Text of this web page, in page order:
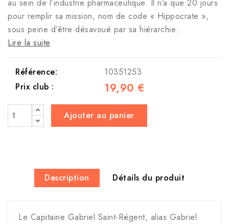
au sein de l’industrie pharmaceutique. Il n’a que 20 jours
pour remplir sa mission, nom de code « Hippocrate »,
sous peine d’être désavoué par sa hiérarchie.
Lire la suite
Référence:
10351253
Prix club :
19,90 €
Ajouter au panier
Description Détails du produit
Le Capitaine Gabriel Saint-Régent, alias Gabriel